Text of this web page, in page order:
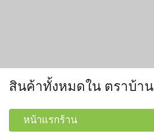
สินค้าทั้งหมดใน ตราบ้าน
หน้าแรกร้าน